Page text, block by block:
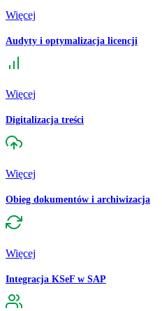
Więcej
Audyty i optymalizacja licencji
Więcej
Digitalizacja treści
Więcej
Obieg dokumentów i archiwizacja
Więcej
Integracja KSeF w SAP